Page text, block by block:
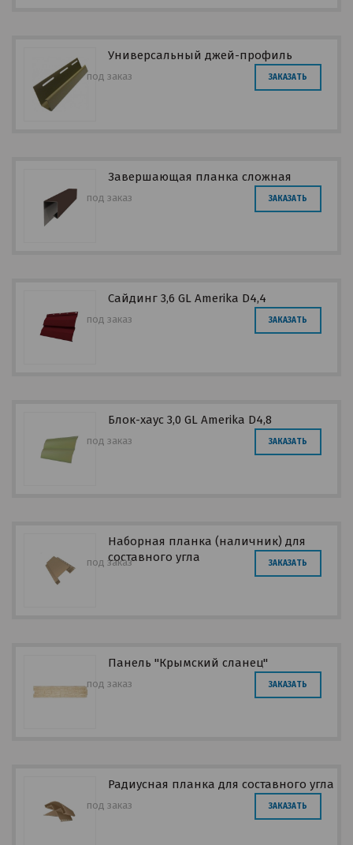
Универсальный джей-профиль
под заказ ЗАКАЗАТЬ
Завершающая планка сложная
под заказ ЗАКАЗАТЬ
Сайдинг 3,6 GL Amerika D4,4
под заказ ЗАКАЗАТЬ
Блок-хаус 3,0 GL Amerika D4,8
под заказ ЗАКАЗАТЬ
Наборная планка (наличник) для
составного угла
под заказ ЗАКАЗАТЬ
Панель "Крымский сланец"
под заказ ЗАКАЗАТЬ
Радиусная планка для составного угла
под заказ ЗАКАЗАТЬ